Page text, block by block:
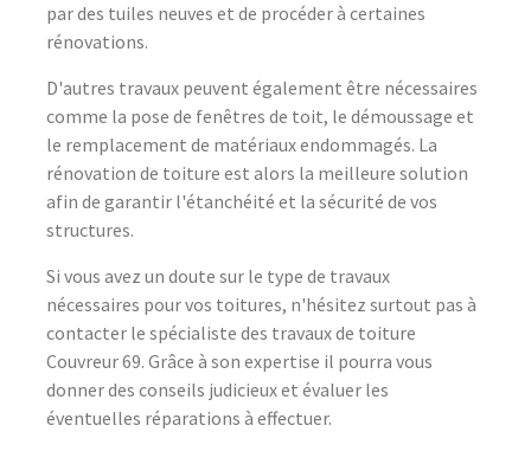
par des tuiles neuves et de procéder à certaines
rénovations.
D'autres travaux peuvent également être nécessaires
comme la pose de fenêtres de toit, le démoussage et
le remplacement de matériaux endommagés. La
rénovation de toiture est alors la meilleure solution
afin de garantir l'étanchéité et la sécurité de vos
structures.
Si vous avez un doute sur le type de travaux
nécessaires pour vos toitures, n'hésitez surtout pas à
contacter le spécialiste des travaux de toiture
Couvreur 69. Grâce à son expertise il pourra vous
donner des conseils judicieux et évaluer les
éventuelles réparations à effectuer.